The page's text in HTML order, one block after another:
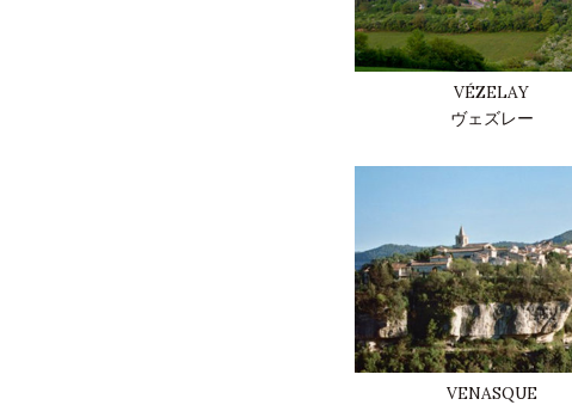
VÉZELAY
ヴェズレー
VENASQUE